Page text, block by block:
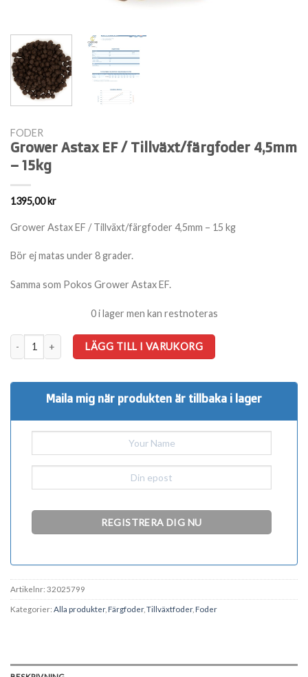
FODER
Grower Astax EF / Tillväxt/färgfoder 4,5mm
– 15kg
1395,00kr
Grower Astax EF / Tillväxt/färgfoder 4,5mm – 15 kg
Bör ej matas under 8 grader.
Samma som Pokos Grower Astax EF.
0 i lager men kan restnoteras
Grower Astax EF / Tillväxt/färgfoder 4,5mm - 15kg mängd
LÄGG TILL I VARUKORG
Maila mig när produkten är tillbaka i lager
Artikelnr: 32025799
Kategorier: Alla produkter, Färgfoder, Tillväxtfoder, Foder